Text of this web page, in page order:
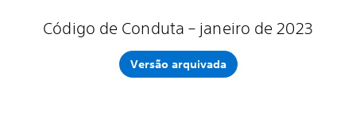
Código de Conduta – janeiro de 2023
Versão arquivada